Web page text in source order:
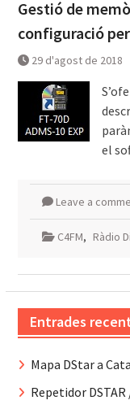
Gestió de
configuració per
29 d'agost de 2018
el
Leave a
C4FM, Ràdio
Entrades
Mapa DStar a
Repetidor DSTAR